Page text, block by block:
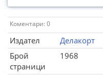
Коментари: 0
Издател
Делакорт
Брой
страници
1968